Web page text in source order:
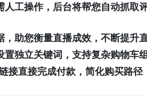
人工操作，后台将帮您自动抓取
，助您衡量直播成效，不断提升
置独立关键词，支持复杂购物车
接直接完成付款，简化购买路径